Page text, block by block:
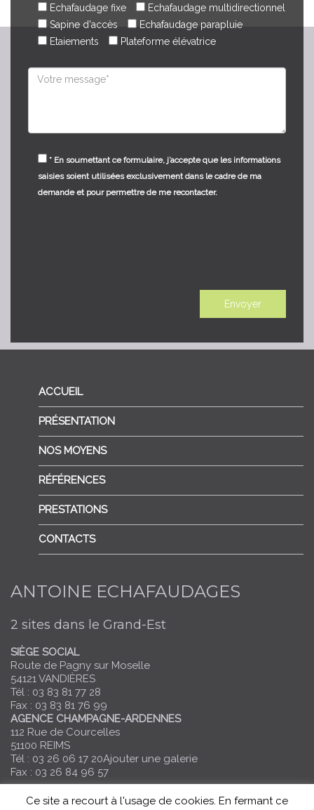
Echafaudage fixe
Echafaudage multidirectionnel
Sapine d'accès
Echafaudage parapluie
Etaiements
Plateforme élévatrice
* En soumettant ce formulaire, j’accepte que les informations
saisies soient utilisées exclusivement dans le cadre de ma
demande et pour permettre de me recontacter.
ACCUEIL
PRÉSENTATION
NOS MOYENS
RÉFÉRENCES
PRESTATIONS
CONTACTS
ANTOINE ECHAFAUDAGES
2 sites dans le Grand-Est
SIÈGE SOCIAL
Route de Pagny sur Moselle
54121 VANDIÈRES
Tél : 03 83 81 77 28
Fax : 03 83 81 76 99
AGENCE CHAMPAGNE-ARDENNES
112 Rue de Courcelles
51100 REIMS
Tél : 03 26 06 17 20Ajouter une galerie
Fax : 03 26 84 96 57
©2023 Antoine Echafaudages |Infos légales |Site de base
Ce site a recourt à l'usage de cookies. En fermant ce